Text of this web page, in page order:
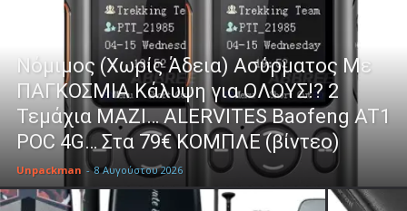
Νόμιμος (Χωρίς Άδεια) Ασύρματος Με
ΠΑΓΚΟΣΜΙΑ Κάλυψη για ΟΛΟΥΣ!? 2
Τεμάχια ΜΑΖΙ… ALERVITES Baofeng AT1
POC 4G… Στα 79€ ΚΟΜΠΛΕ (βίντεο)
Unpackman - 8 Αυγούστου 2026